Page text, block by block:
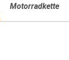
Motorradkette